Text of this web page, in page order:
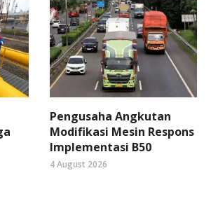
Pengusaha Angkutan
Modifikasi Mesin Respons
Implementasi B50
4 August 2026